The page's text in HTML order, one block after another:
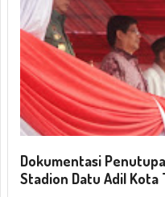
Dokumentasi
Stadion Datu Adil Kota